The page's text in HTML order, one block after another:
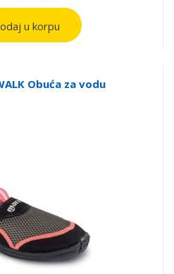
u korpu
Obuća za vodu